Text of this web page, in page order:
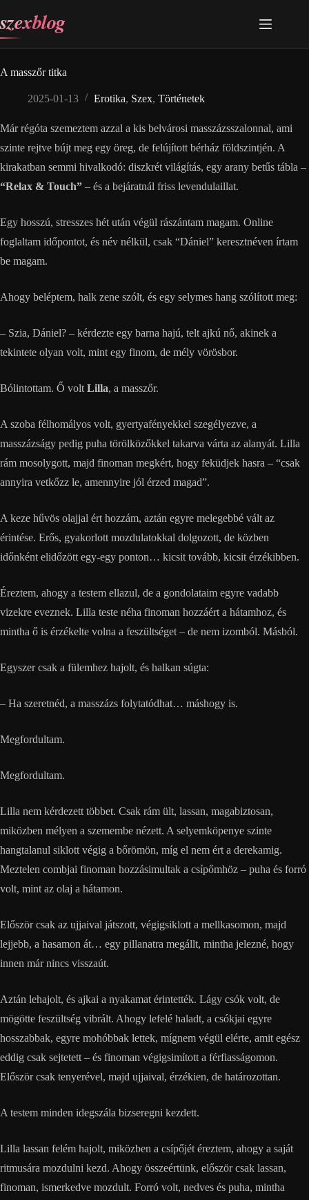
to
content
szexblog
A masszőr titka
2025-01-13 Erotika, Szex, Történetek
Már régóta szemeztem azzal a kis belvárosi masszázsszalonnal, ami
szinte rejtve bújt meg egy öreg, de felújított bérház földszintjén. A
kirakatban semmi hivalkodó: diszkrét világítás, egy arany betűs tábla –
“Relax & Touch” – és a bejáratnál friss levendulaillat.
Egy hosszú, stresszes hét után végül rászántam magam. Online
foglaltam időpontot, és név nélkül, csak “Dániel” keresztnéven írtam
be magam.
Ahogy beléptem, halk zene szólt, és egy selymes hang szólított meg:
– Szia, Dániel? – kérdezte egy barna hajú, telt ajkú nő, akinek a
tekintete olyan volt, mint egy finom, de mély vörösbor.
Bólintottam. Ő volt Lilla, a masszőr.
A szoba félhomályos volt, gyertyafényekkel szegélyezve, a
masszázságy pedig puha törölközőkkel takarva várta az alanyát. Lilla
rám mosolygott, majd finoman megkért, hogy feküdjek hasra – “csak
annyira vetkőzz le, amennyire jól érzed magad”.
A keze hűvös olajjal ért hozzám, aztán egyre melegebbé vált az
érintése. Erős, gyakorlott mozdulatokkal dolgozott, de közben
időnként elidőzött egy-egy ponton… kicsit tovább, kicsit érzékibben.
Éreztem, ahogy a testem ellazul, de a gondolataim egyre vadabb
vizekre eveznek. Lilla teste néha finoman hozzáért a hátamhoz, és
mintha ő is érzékelte volna a feszültséget – de nem izomból. Másból.
Egyszer csak a fülemhez hajolt, és halkan súgta:
– Ha szeretnéd, a masszázs folytatódhat… máshogy is.
Megfordultam.
Megfordultam.
Lilla nem kérdezett többet. Csak rám ült, lassan, magabiztosan,
miközben mélyen a szemembe nézett. A selyemköpenye szinte
hangtalanul siklott végig a bőrömön, míg el nem ért a derekamig.
Meztelen combjai finoman hozzásimultak a csípőmhöz – puha és forró
volt, mint az olaj a hátamon.
Először csak az ujjaival játszott, végigsiklott a mellkasomon, majd
lejjebb, a hasamon át… egy pillanatra megállt, mintha jelezné, hogy
innen már nincs visszaút.
Aztán lehajolt, és ajkai a nyakamat érintették. Lágy csók volt, de
mögötte feszültség vibrált. Ahogy lefelé haladt, a csókjai egyre
hosszabbak, egyre mohóbbak lettek, mígnem végül elérte, amit egész
eddig csak sejtetett – és finoman végigsimított a férfiasságomon.
Először csak tenyerével, majd ujjaival, érzékien, de határozottan.
A testem minden idegszála bizseregni kezdett.
Lilla lassan felém hajolt, miközben a csípőjét éreztem, ahogy a saját
ritmusára mozdulni kezd. Ahogy összeértünk, először csak lassan,
finoman, ismerkedve mozdult. Forró volt, nedves és puha, mintha